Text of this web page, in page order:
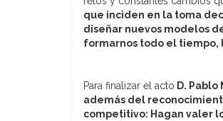
que inciden en la toma
diseñar nuevos modelos
formarnos todo el tiempo,
Para finalizar el acto D.
además del
competitivo: Hagan valer